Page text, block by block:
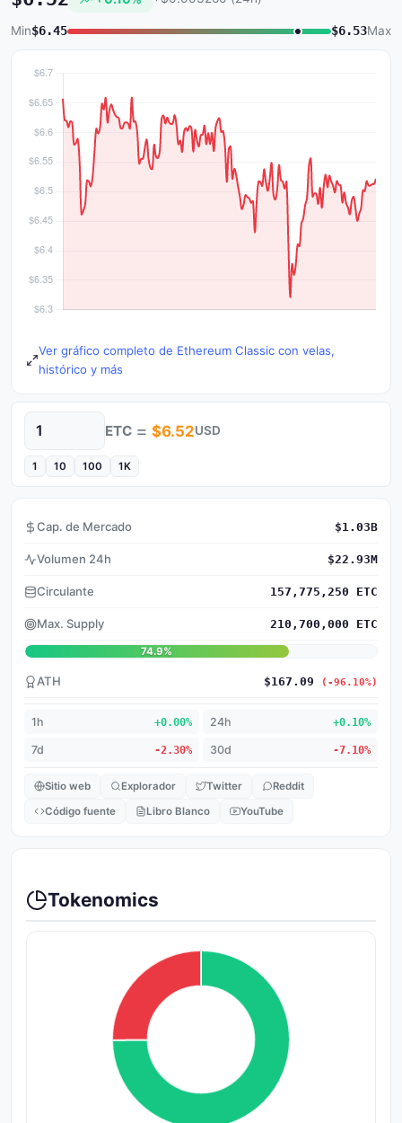
Min$6.45 $6.53Max
Ver gráfico completo de Ethereum Classic con velas,
histórico y más
Cantidad ETC = $6.52USD
1 10 100 1K
Cap. de Mercado $1.03B
Volumen 24h $22.93M
Circulante 157,775,250 ETC
Max. Supply 210,700,000 ETC
74.9%
ATH $167.09 (-96.10%)
1h +0.00% 24h +0.10%
7d -2.30% 30d -7.10%
Sitio web Explorador Twitter
Reddit
Código fuente
Libro Blanco YouTube
Tokenomics